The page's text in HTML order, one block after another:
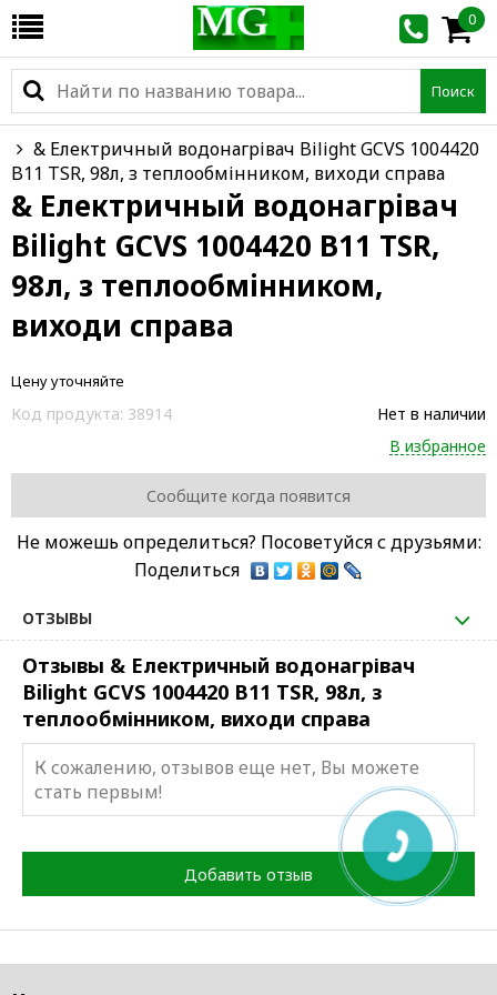
0
Поиск
& Електричный водонагрівач Bilight GCVS 1004420
B11 TSR, 98л, з теплообмінником, виходи справа
& Електричный водонагрівач
Bilight GCVS 1004420 B11 TSR,
98л, з теплообмінником,
виходи справа
Цену уточняйте
Код продукта: 38914
Нет в наличии
В избранное
Сообщите когда появится
Не можешь определиться? Посоветуйся с друзьями:
Поделиться
ОТЗЫВЫ
Отзывы & Електричный водонагрівач
Bilight GCVS 1004420 B11 TSR, 98л, з
теплообмінником, виходи справа
К сожалению, отзывов еще нет, Вы можете
стать первым!
Добавить отзыв